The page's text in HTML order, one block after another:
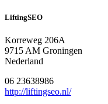
LiftingSEO
Korreweg 206A
9715 AM Groningen
Nederland
06 23638986
http://liftingseo.nl/